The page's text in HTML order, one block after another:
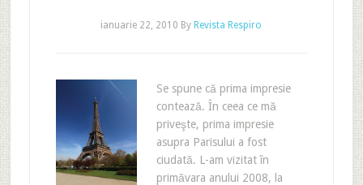
ianuarie 22, 2010 By Revista Respiro
Se spune că prima impresie
contează. În ceea ce mă
priveşte, prima impresie
asupra Parisului a fost
ciudată. L-am vizitat în
primăvara anului 2008, la